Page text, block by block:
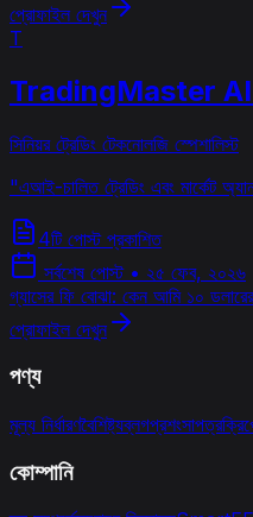
প্রোফাইল দেখুন
T
TradingMaster
সিনিয়র ট্রেডিং টেকনোলজি স্পেশালিস্ট
"এআই-চালিত ট্রেডিং এবং মার্কেট
4টি পোস্ট প্রকাশিত
সর্বশেষ পোস্ট• ২৫ ফেব, ২০২৬
গ্যাসের ফি বোঝা: কেন আমি ১০
প্রোফাইল দেখুন
পণ্য
মূল্য নির্ধারণবৈশিষ্ট্যব্লগপ্রশংসাপত্র
কোম্পানি